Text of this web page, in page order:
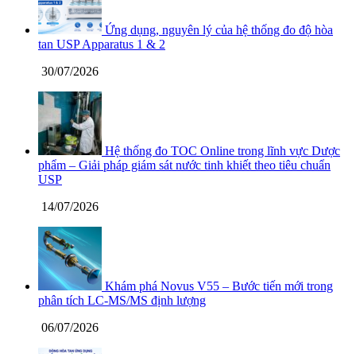
Ứng dụng, nguyên lý của hệ thống đo độ hòa
tan USP Apparatus 1 & 2
30/07/2026
Hệ thống đo TOC Online trong lĩnh vực Dược
phẩm – Giải pháp giám sát nước tinh khiết theo tiêu chuẩn
USP
14/07/2026
Khám phá Novus V55 – Bước tiến mới trong
phân tích LC-MS/MS định lượng
06/07/2026